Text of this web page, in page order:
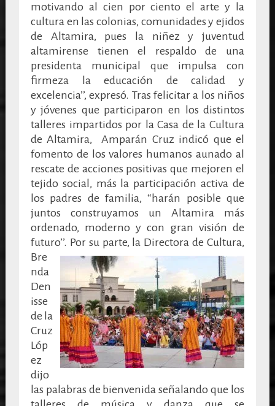
motivando al cien por ciento el arte y la
cultura en las colonias, comunidades y ejidos
de Altamira, pues la niñez y juventud
altamirense tienen el respaldo de una
presidenta municipal que impulsa con
firmeza la educación de calidad y
excelencia’’, expresó. Tras felicitar a los niños
y jóvenes que participaron en los distintos
talleres impartidos por la Casa de la Cultura
de Altamira,
Amparán Cruz indicó que el
fomento de los valores humanos aunado al
rescate de acciones positivas que mejoren el
tejido social, más la participación activa de
los padres de familia, “harán posible que
juntos construyamos un Altamira más
ordenado, moderno y con gran visión de
futuro’’. Por su parte, la Directora de Cultura,
Bre
nda
Den
isse
de la
Cruz
Lóp
ez
dijo
las palabras de bienvenida señalando que los